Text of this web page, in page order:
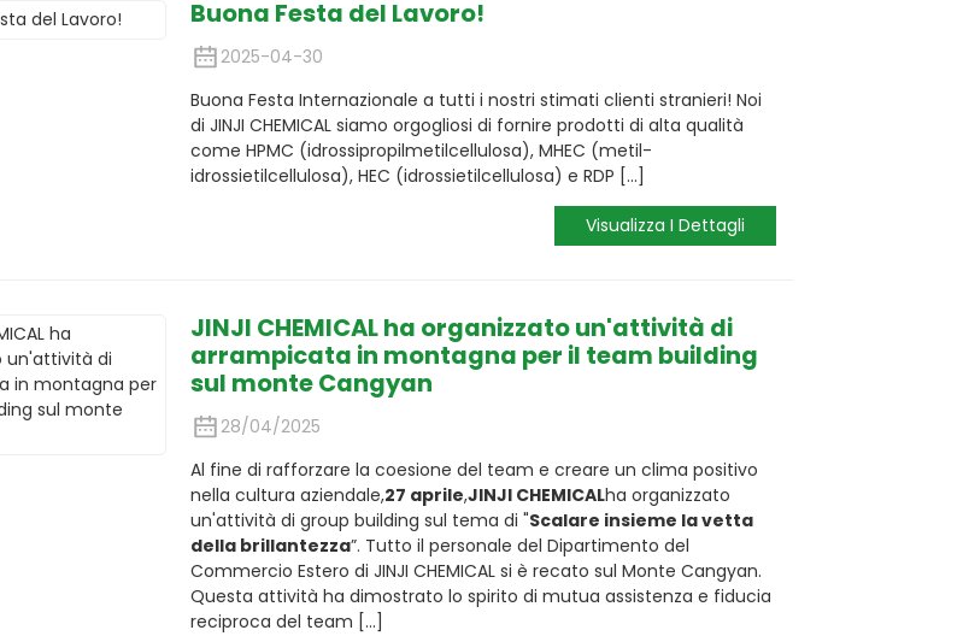
Buona Festa del Lavoro!
2025-04-30
Buona Festa Internazionale a tutti i nostri stimati clienti stranieri! Noi
di JINJI CHEMICAL siamo orgogliosi di fornire prodotti di alta qualità
come HPMC (idrossipropilmetilcellulosa), MHEC (metil-
idrossietilcellulosa), HEC (idrossietilcellulosa) e RDP [...]
Visualizza I Dettagli
JINJI CHEMICAL ha organizzato un'attività di
arrampicata in montagna per il team building
sul monte Cangyan
28/04/2025
Al fine di rafforzare la coesione del team e creare un clima positivo
nella cultura aziendale,27 aprile,JINJI CHEMICALha organizzato
un'attività di group building sul tema di "Scalare insieme la vetta
della brillantezza”. Tutto il personale del Dipartimento del
Commercio Estero di JINJI CHEMICAL si è recato sul Monte Cangyan.
Questa attività ha dimostrato lo spirito di mutua assistenza e fiducia
reciproca del team [...]